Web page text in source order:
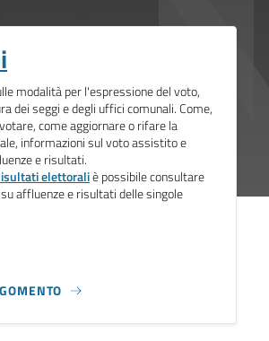
modalità per l'espressione del voto,
dei seggi e degli uffici comunali. Come,
come aggiornare o rifare la
informazioni sul voto assistito e
e risultati.
elettoraliè possibile consultare
affluenze e risultati delle singole